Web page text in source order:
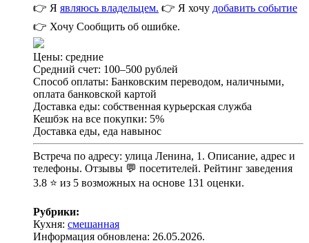
👉 Я являюсь владельцем. 👉 Я хочу добавить событие
👉 Хочу Сообщить об ошибке.
Цены: средние
Средний счет: 100–500 рублей
Способ оплаты: Банковским переводом, наличными,
оплата банковской картой
Доставка еды: собственная курьерская служба
Кешбэк на все покупки: 5%
Доставка еды, еда навынос
Встреча по адресу: улица Ленина, 1. Описание, адрес и
телефоны. Отзывы 💬 посетителей. Рейтинг заведения
3.8 ⭐ из 5 возможных на основе 131 оценки.
Рубрики:
Кухня: смешанная
Информация обновлена: 26.05.2026.